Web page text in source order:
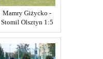
Mamry Giżycko -
Stomil Olsztyn 1:5